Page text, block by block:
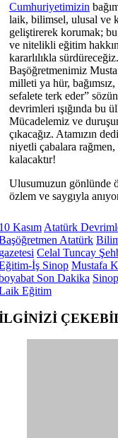
Cumhuriyetimizin
laik, bilimsel, ulusal ve
geliştirerek korumak;
ve nitelikli eğitim
kararlılıkla sürdüreceğiz.
Başöğretmenimiz
milleti ya hür,
sefalete terk eder”
devrimleri ışığında bu
Mücadelemiz ve
çıkacağız. Atamızın
niyetli çabalara
kalacaktır!
Ulusumuzun gönlünde
özlem ve saygıyla
Kasım Atatürk
Atatürk
Celal Tuncay
İş Sinop Mustafa
Son Dakika
Eğitim